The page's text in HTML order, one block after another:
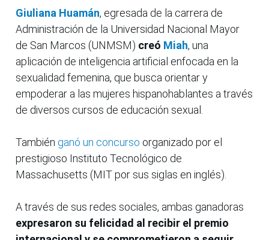
Giuliana Huamán, egresada de la carrera de
Administración de la Universidad Nacional Mayor
de San Marcos (UNMSM) creó Miah, una
aplicación de inteligencia artificial enfocada en la
sexualidad femenina, que busca orientar y
empoderar a las mujeres hispanohablantes a través
de diversos cursos de educación sexual.
También ganó un concurso organizado por el
prestigioso Instituto Tecnológico de
Massachusetts (MIT por sus siglas en inglés).
A través de sus redes sociales, ambas ganadoras
expresaron su felicidad al recibir el premio